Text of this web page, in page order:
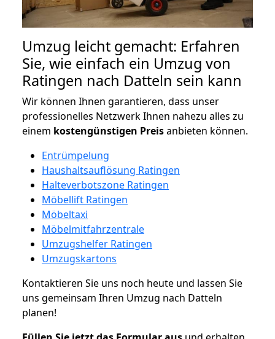
Umzug leicht gemacht: Erfahren
Sie, wie einfach ein Umzug von
Ratingen nach Datteln sein kann
Wir können Ihnen garantieren, dass unser
professionelles Netzwerk Ihnen nahezu alles zu
einem kostengünstigen Preisanbieten können.
Entrümpelung
Haushaltsauflösung Ratingen
Halteverbotszone Ratingen
Möbellift Ratingen
Möbeltaxi
Möbelmitfahrzentrale
Umzugshelfer Ratingen
Umzugskartons
Kontaktieren Sie uns noch heute und lassen Sie
uns gemeinsam Ihren Umzug nach Datteln
planen!